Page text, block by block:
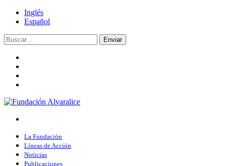
Inglés
Español
Enviar
La Fundación
Líneas de Acción
Noticias
Publicaciones